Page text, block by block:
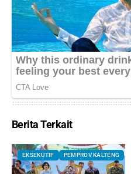
Berita Terkait
EKSEKUTIF PEMPROV KALTENG